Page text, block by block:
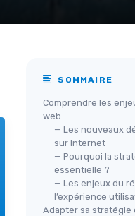
SOMMAIRE
Comprendre les
web
— Les nouveaux
sur Internet
— Pourquoi la
essentielle ?
— Les enjeux du
l’expérience
Adapter sa stratégie